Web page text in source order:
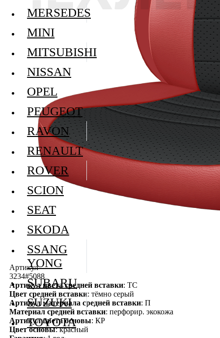
Артикул
3234#5088
Артикул цвета средней вставки: ТС
Цвет средней вставки: тёмно серый
Артикул материала средней вставки: П
Материал средней вставки: перфорир. экокожа
Артикул цвета основы: КР
Цвет основы: красный
MERSEDES
MINI
MITSUBISHI
NISSAN
OPEL
PEUGEOT
RAVON
RENAULT
ROVER
SCION
SEAT
SKODA
SSANG
YONG
SUBARU
SUZUKI
TOYOTA